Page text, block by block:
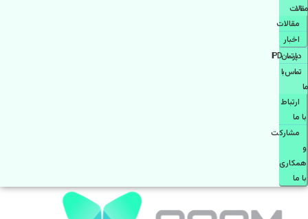
مقالات
مقالات
اخبار
دپارتمانIPD
تماس با
ما
ارتباط
با ما
مشاركت
و
همكاری
با ما